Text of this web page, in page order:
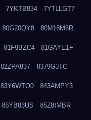
7YKTB834 7YTLLGT7
80G20QY8 80M18M6R
81F9BZC4 81GAYE1F
82ZPA837 8379G3TC
83Y6WTO0 843AMPY3
85YB83US 85Z8IMBR